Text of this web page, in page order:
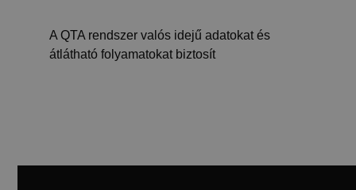
A QTA rendszer valós idejű adatokat és
átlátható folyamatokat biztosít